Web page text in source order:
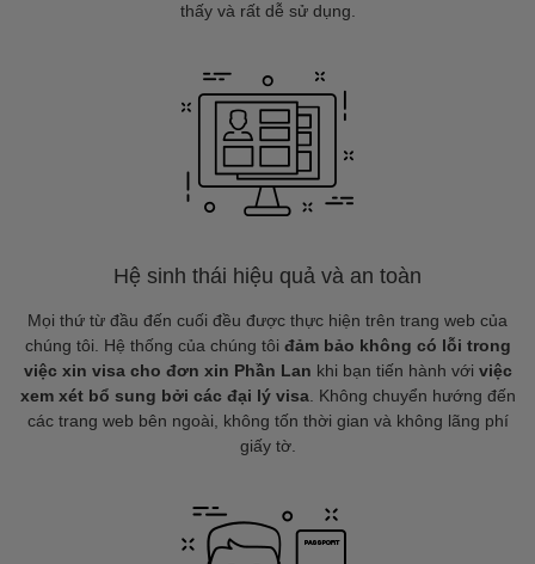
thấy và rất dễ sử dụng.
Hệ sinh thái hiệu quả và an toàn
Mọi thứ từ đầu đến cuối đều được thực hiện trên trang web của
chúng tôi. Hệ thống của chúng tôi đảm bảo không có lỗi trong
việc xin visa cho đơn xin Phần Lan khi bạn tiến hành với việc
xem xét bổ sung bởi các đại lý visa. Không chuyển hướng đến
các trang web bên ngoài, không tốn thời gian và không lãng phí
giấy tờ.